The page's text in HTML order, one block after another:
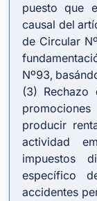
puesto que
causal del
de Circular
Nº93,
(3) Rechazo
producir
actividad
impuestos
específico
accidentes